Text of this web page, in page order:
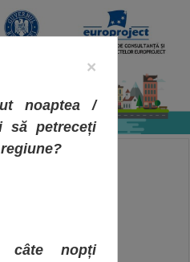
×
noaptea /
să petreceți
câte nopți